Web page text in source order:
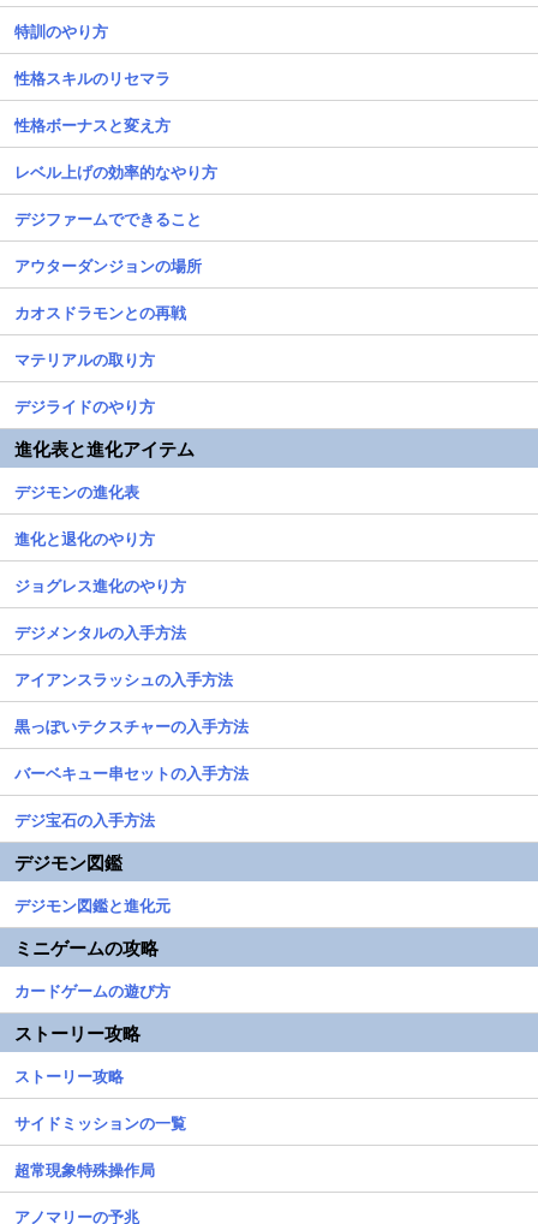
特訓のやり方
性格スキルのリセマラ
性格ボーナスと変え方
レベル上げの効率的なやり方
デジファームでできること
アウターダンジョンの場所
カオスドラモンとの再戦
マテリアルの取り方
デジライドのやり方
進化表と進化アイテム
デジモンの進化表
進化と退化のやり方
ジョグレス進化のやり方
デジメンタルの入手方法
アイアンスラッシュの入手方法
黒っぽいテクスチャーの入手方法
バーベキュー串セットの入手方法
デジ宝石の入手方法
デジモン図鑑
デジモン図鑑と進化元
ミニゲームの攻略
カードゲームの遊び方
ストーリー攻略
ストーリー攻略
サイドミッションの一覧
超常現象特殊操作局
アノマリーの予兆